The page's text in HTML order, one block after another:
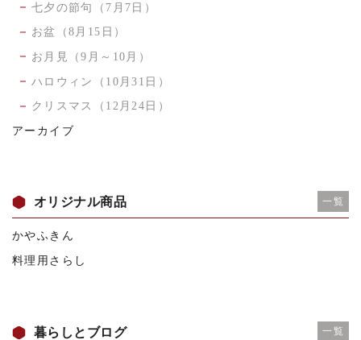
七夕の節句（7月7日）
お盆（8月15日）
お月見（9月～10月）
ハロウィン（10月31日）
クリスマス（12月24日）
アーカイブ
オリジナル商品 一覧
かやふきん
料理用さらし
暮らしとブログ 一覧